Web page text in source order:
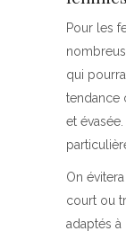
Pour les
qui
tendance
et
On
court ou
adaptés à